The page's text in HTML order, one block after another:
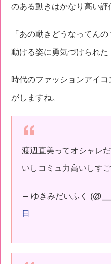
のある動きはかなり高い評
「あの動きどうなってん
動ける姿に勇気づけられた
時代のファッションアイ
がしますね。
渡辺直美ってオシャレ
いしコミュ力高いしす
— ゆきみだいふく
日